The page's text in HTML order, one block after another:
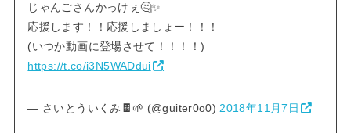
じゃんごさんかっけぇ🤔✨
応援します！！応援しましょー！！！
(いつか動画に登場させて！！！！)
https://t.co/i3N5WADdui
— さいとういくみ🍫🌱 (@guiter0o0) 2018年11月7日